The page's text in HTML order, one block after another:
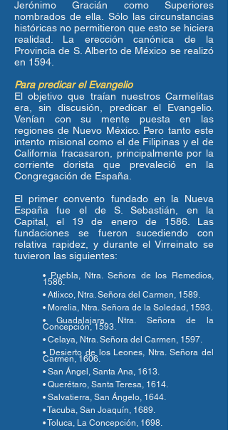
Jerónimo Gracián como Superiores
nombrados de ella. Sólo las circunstancias
históricas no permitieron que esto se hiciera
realidad. La erección canónica de la
Provincia de S. Alberto de México se realizó
en 1594.
Para predicar el Evangelio
El objetivo que traían nuestros Carmelitas
era, sin discusión, predicar el Evangelio.
Venían con su mente puesta en las
regiones de Nuevo México. Pero tanto este
intento misional como el de Filipinas y el de
California fracasaron, principalmente por la
corriente dorista que prevaleció en la
Congregación de España.
El primer convento fundado en la Nueva
España fue el de S. Sebastián, en la
Capital, el 19 de enero de 1586. Las
fundaciones se fueron sucediendo con
relativa rapidez, y durante el Virreinato se
tuvieron las siguientes:
• Puebla, Ntra. Señora de los Remedios,
1586.
• Atlixco, Ntra. Señora del Carmen, 1589.
• Morelia, Ntra. Señora de la Soledad, 1593.
• Guadalajara, Ntra. Señora de la
Concepción, 1593.
• Celaya, Ntra. Señora del Carmen, 1597.
• Desierto de los Leones, Ntra. Señora del
Carmen, 1606.
• San Ángel, Santa Ana, 1613.
• Querétaro, Santa Teresa, 1614.
• Salvatierra, San Ángelo, 1644.
• Tacuba, San Joaquín, 1689.
• Toluca, La Concepción, 1698.